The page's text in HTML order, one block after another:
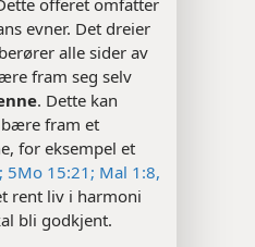
evner. Det dreier
alle sider av
fram seg selv
. Dette kan
fram et
for eksempel et
5Mo 15:21; Mal 1:8,
rent liv i harmoni
bli godkjent.